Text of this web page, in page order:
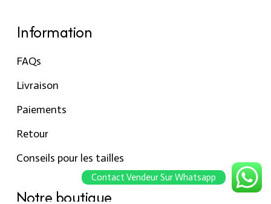
Information
FAQs
Livraison
Paiements
Retour
Conseils pour les tailles
Notre boutique
Contact Vendeur Sur Whatsapp